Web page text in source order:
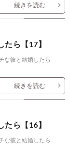
続きを読む
ら【17】
な彼と結婚したら
続きを読む
ら【16】
な彼と結婚したら